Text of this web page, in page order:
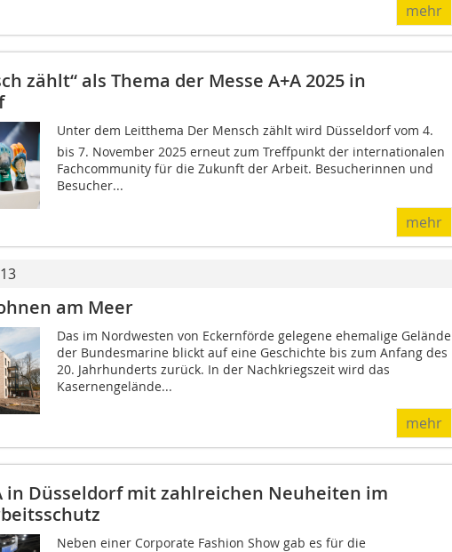
mehr
zählt“ als Thema der Messe A+A 2025 in
Unter dem Leitthema Der Mensch zählt wird Düsseldorf vom 4.
bis 7. November 2025 erneut zum Treffpunkt der internationalen
Fachcommunity für die Zukunft der Arbeit. Besucherinnen und
Besucher...
mehr
am Meer
Das im Nordwesten von Eckernförde gelegene ehemalige Gelände
der Bundesmarine blickt auf eine Geschichte bis zum Anfang des
20. Jahrhunderts zurück. In der Nachkriegszeit wird das
Kasernengelände...
mehr
in Düsseldorf mit zahlreichen Neuheiten im
Neben einer Corporate Fashion Show gab es für die